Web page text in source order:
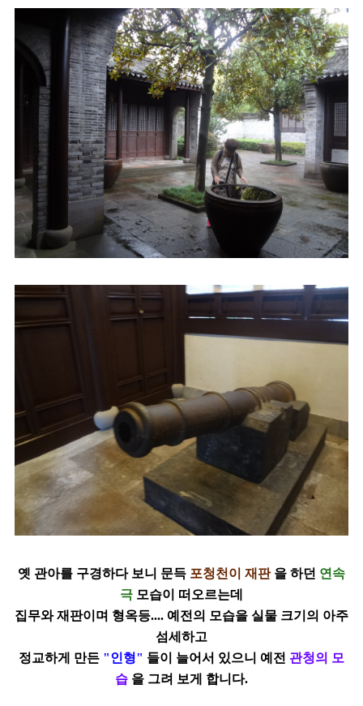
옛 관아를 구경하다 보니 문득 포청천이 재판 을 하던 연속
극 모습이 떠오르는데
집무와 재판이며 형옥등.... 예전의 모습을 실물 크기의 아주
섬세하고
정교하게 만든 "인형" 들이 늘어서 있으니 예전 관청의 모
습 을 그려 보게 합니다.